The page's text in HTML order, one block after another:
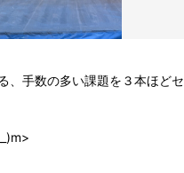
、手数の多い課題を３本ほどセ